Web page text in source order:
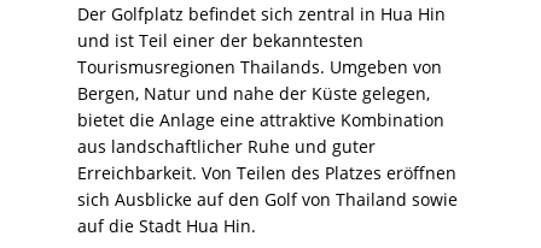
Der Golfplatz befindet sich zentral in Hua Hin
und ist Teil einer der bekanntesten
Tourismusregionen Thailands. Umgeben von
Bergen, Natur und nahe der Küste gelegen,
bietet die Anlage eine attraktive Kombination
aus landschaftlicher Ruhe und guter
Erreichbarkeit. Von Teilen des Platzes eröffnen
sich Ausblicke auf den Golf von Thailand sowie
auf die Stadt Hua Hin.